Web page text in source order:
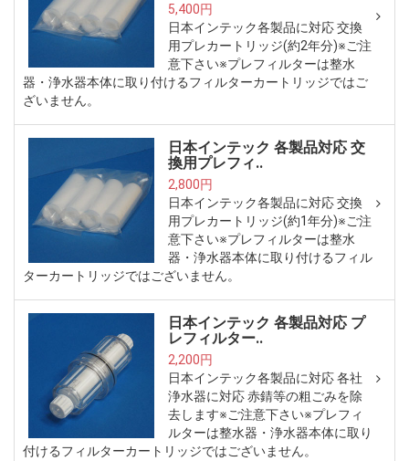
5,400円
日本インテック各製品に対応 交換
用プレカートリッジ(約2年分)※ご注
意下さい※プレフィルターは整水
器・浄水器本体に取り付けるフィルターカートリッジではご
ざいません。
日本インテック 各製品対応 交
換用プレフィ..
2,800円
日本インテック各製品に対応 交換
用プレカートリッジ(約1年分)※ご注
意下さい※プレフィルターは整水
器・浄水器本体に取り付けるフィル
ターカートリッジではございません。
日本インテック 各製品対応 プ
レフィルター..
2,200円
日本インテック各製品に対応 各社
浄水器に対応 赤錆等の粗ごみを除
去します※ご注意下さい※プレフィ
ルターは整水器・浄水器本体に取り
付けるフィルターカートリッジではございません。